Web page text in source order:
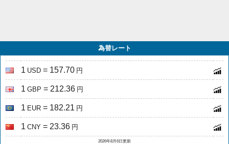
為替レート
1 USD = 157.70 円
1 GBP = 212.36 円
1 EUR = 182.21 円
1 CNY = 23.36 円
2026年8月6日更新